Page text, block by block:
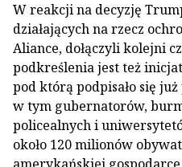
W reakcji na decyzję
działających na rzecz
Aliance, dołączyli kolejni
podkreślenia jest też
pod którą podpisało się
w tym gubernatorów,
policealnych i
około 120 milionów